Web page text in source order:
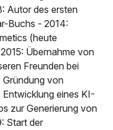
Autor des ersten
Buchs - 2014:
(heute
Übernahme von
Freunden bei
Gründung von
eines KI-
zur Generierung von
Start der